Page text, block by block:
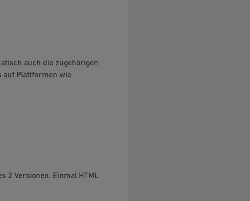
auch die zugehörigen
auf Plattformen wie
2 Versionen. Einmal HTML